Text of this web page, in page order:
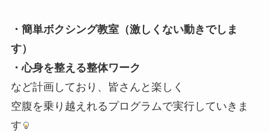
・簡単ボクシング教室（激しくない動きでしま
す）
・心身を整える整体ワーク
など計画しており、皆さんと楽しく
空腹を乗り越えれるプログラムで実行していきま
す